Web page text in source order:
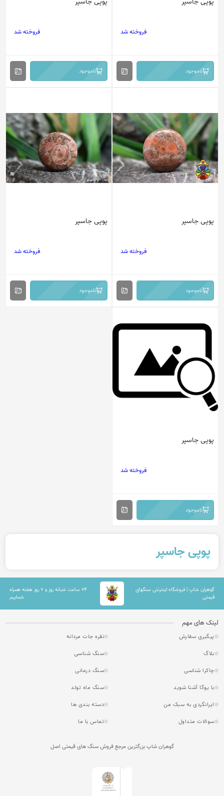
فروخته شد
ناموجود
فروخته شد
ناموجود
پوپی جاسپر
فروخته شد
ناموجود
پوپی جاسپر
فروخته شد
ناموجود
پوپی جاسپر
فروخته شد
ناموجود
پوپی جاسپر
گوهران شاپ | فروشگاه اینترنتی سنگهای
قیمتی
۲۴ ساعت شبانه روز و ۷ روز هفته همراه
شماییم
لینک های مهم
پیگیری سفارش
نقره جات مردانه
بلاگ
سنگ شناسی
چاکرا شناسی
سنگ درمانی
با یوگا آشنا شوید
سنگ ماه تولد
ایرانگردی به سبک من
دسته بندی ها
سوالات متداول
تماس با ما
گوهران شاپ بزرگترین مرجع فروش سنگ های قیمتی اصل